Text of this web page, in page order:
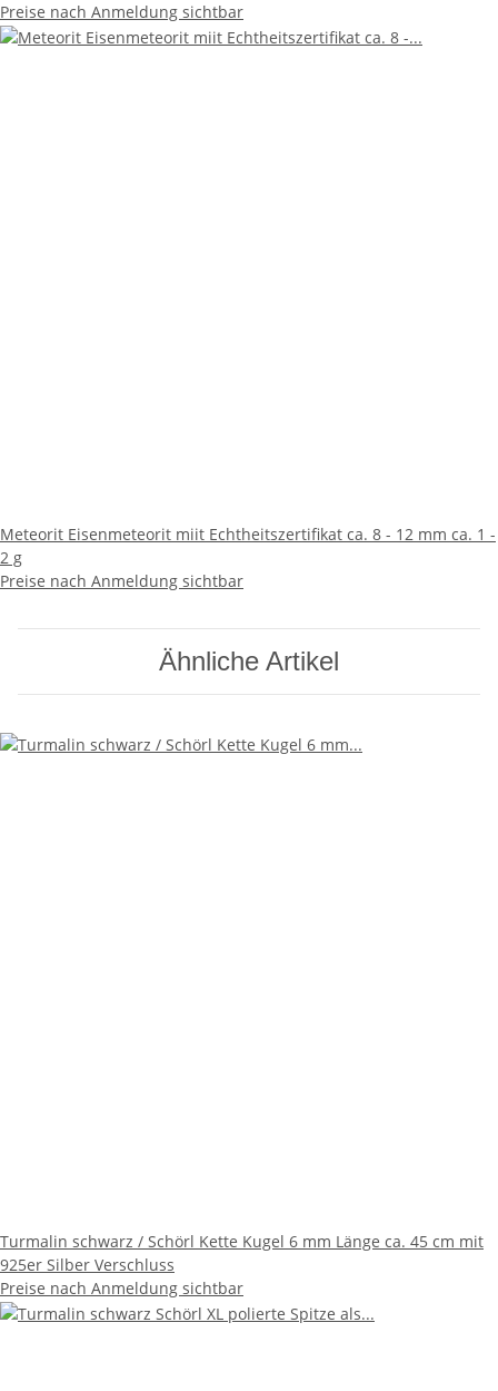
Preise nach Anmeldung sichtbar
Meteorit Eisenmeteorit miit Echtheitszertifikat ca. 8 - 12 mm ca. 1 -
2 g
Preise nach Anmeldung sichtbar
Ähnliche Artikel
Turmalin schwarz / Schörl Kette Kugel 6 mm Länge ca. 45 cm mit
925er Silber Verschluss
Preise nach Anmeldung sichtbar